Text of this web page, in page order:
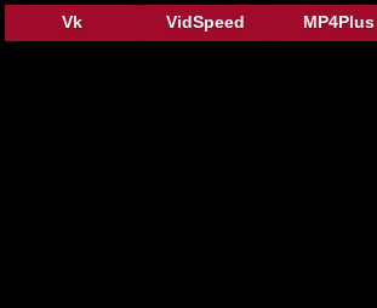
MP4Plus
VidSpeed
Vk